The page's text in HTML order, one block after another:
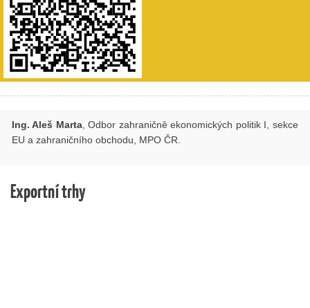
Ing. Aleš Marta , Odbor zahraničně ekonomických politik I, sekce
EU a zahraničního obchodu, MPO ČR.
Exportní trhy